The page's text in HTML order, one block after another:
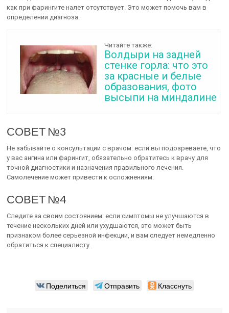
как при фарингите налет отсутствует. Это может помочь вам в
определении диагноза.
Читайте также:
Волдыри на задней
стенке горла: что это
за красные и белые
образования, фото
высыпи на миндалине
СОВЕТ №3
Не забывайте о консультации с врачом: если вы подозреваете, что
у вас ангина или фарингит, обязательно обратитесь к врачу для
точной диагностики и назначения правильного лечения.
Самолечение может привести к осложнениям.
СОВЕТ №4
Следите за своим состоянием: если симптомы не улучшаются в
течение нескольких дней или ухудшаются, это может быть
признаком более серьезной инфекции, и вам следует немедленно
обратиться к специалисту.
Поделиться Отправить Класснуть